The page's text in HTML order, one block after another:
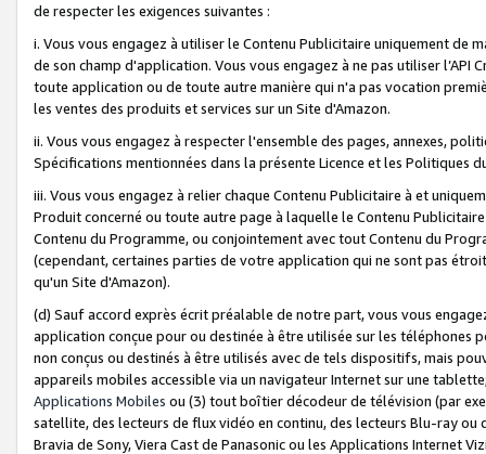
de respecter les exigences suivantes :
i. Vous vous engagez à utiliser le Contenu Publicitaire uniquement de
de son champ d'application. Vous vous engagez à ne pas utiliser l’API
toute application ou de toute autre manière qui n'a pas vocation
les ventes des produits et services sur un Site d'Amazon.
ii. Vous vous engagez à respecter l'ensemble des pages, annexes,
Spécifications mentionnées dans la présente Licence et les Politiques
iii. Vous vous engagez à relier chaque Contenu Publicitaire à et
Produit concerné ou toute autre page à laquelle le Contenu
Contenu du Programme, ou conjointement avec tout Contenu du
(cependant, certaines parties de votre application qui ne sont pas
qu'un Site d'Amazon).
(d) Sauf accord exprès écrit préalable de notre part, vous vous
application conçue pour ou destinée à être utilisée sur les téléphones
non conçus ou destinés à être utilisés avec de tels dispositifs, mais
appareils mobiles accessible via un navigateur Internet sur une
Applications Mobiles ou (3) tout boîtier décodeur de télévision (par
satellite, des lecteurs de flux vidéo en continu, des lecteurs Blu-ray
Bravia de Sony, Viera Cast de Panasonic ou les Applications Internet